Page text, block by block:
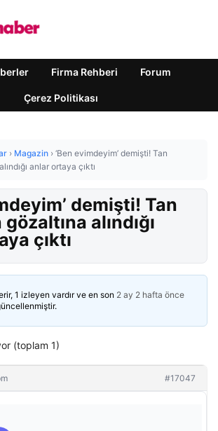
Firma Rehberi Forum
Çerez Politikası
› Magazin › ‘Ben evimdeyim’ demişti! Tan
anlar ortaya çıktı
demişti! Tan
gözaltına alındığı
çıktı
1 izleyen vardır ve en son 2 ay 2 hafta önce
(toplam 1)
#17047